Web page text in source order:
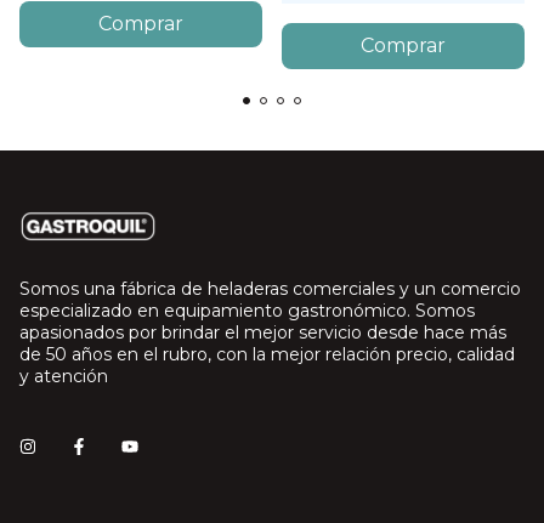
Somos una fábrica de heladeras comerciales y un comercio
especializado en equipamiento gastronómico. Somos
apasionados por brindar el mejor servicio desde hace más
de 50 años en el rubro, con la mejor relación precio, calidad
y atención